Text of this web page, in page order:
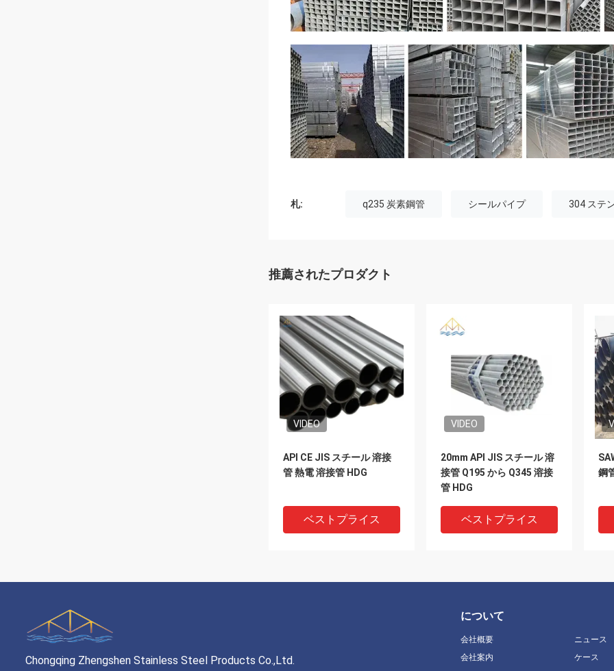
札: q235 炭素鋼管 シールパイプ 304 ステ
推薦されたプロダクト
VIDEO
API CE JIS スチール 溶接
管 熱電 溶接管 HDG
ベストプライス
VIDEO
20mm API JIS スチール 溶
接管 Q195 から Q345 溶接
管 HDG
ベストプライス
鋼
Chongqing Zhengshen Stainless Steel Products Co.,Ltd.
について
会社概要
会社案内
ニュース
ケース